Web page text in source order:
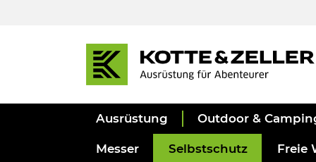
Ausrüstung Outdoor &
Messer Selbstschutz Freie